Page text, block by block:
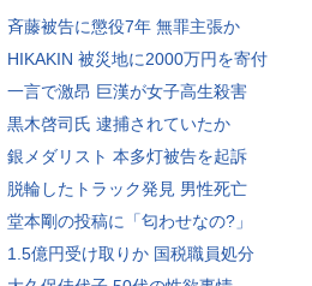
斉藤被告に懲役7年 無罪主張か
HIKAKIN 被災地に2000万円を寄付
一言で激昂 巨漢が女子高生殺害
黒木啓司氏 逮捕されていたか
銀メダリスト 本多灯被告を起訴
脱輪したトラック発見 男性死亡
堂本剛の投稿に「匂わせなの?」
1.5億円受け取りか 国税職員処分